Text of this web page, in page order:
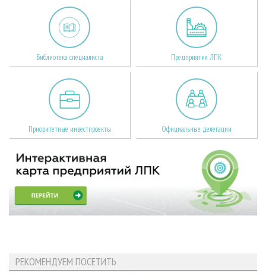
Библиотека специалиста Предприятия ЛПК
Приоритетные инвестпроекты Официальные делегации
РЕКОМЕНДУЕМ ПОСЕТИТЬ